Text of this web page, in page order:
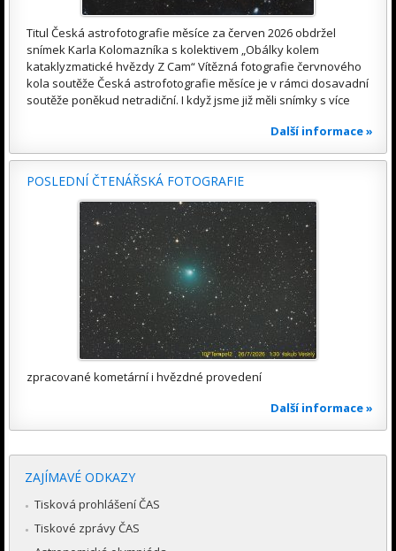
Titul Česká astrofotografie měsíce za červen 2026 obdržel
snímek Karla Kolomazníka s kolektivem „Obálky kolem
kataklyzmatické hvězdy Z Cam“ Vítězná fotografie červnového
kola soutěže Česká astrofotografie měsíce je v rámci dosavadní
soutěže poněkud netradiční. I když jsme již měli snímky s více
Další informace »
POSLEDNÍ ČTENÁŘSKÁ FOTOGRAFIE
zpracované kometární i hvězdné provedení
Další informace »
ZAJÍMAVÉ ODKAZY
Tisková prohlášení ČAS
Tiskové zprávy ČAS